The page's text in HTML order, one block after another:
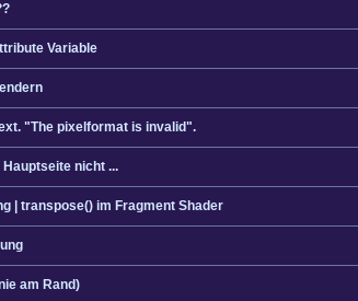
Variable
"The pixelformat is invalid".
Hauptseite nicht ...
| transpose() im Fragment Shader
am Rand)